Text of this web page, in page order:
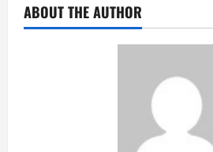
ABOUT THE AUTHOR